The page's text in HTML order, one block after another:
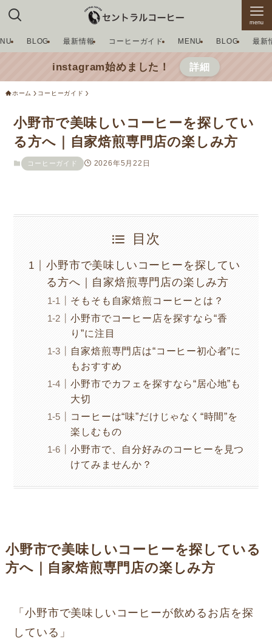
menu
BLOG 最新情報 コーヒーガイド MENU BLOG 最新
instagram始めました！ 詳細
ホーム コーヒーガイド
小野市で美味しいコーヒーを探してい
る方へ｜自家焙煎専門店の楽しみ方
コーヒーガイド 2026年5月22日
目次
小野市で美味しいコーヒーを探してい
る方へ｜自家焙煎専門店の楽しみ方
そもそも自家焙煎コーヒーとは？
小野市でコーヒー店を探すなら“香
り”に注目
自家焙煎専門店は“コーヒー初心者”に
もおすすめ
小野市でカフェを探すなら“居心地”も
大切
コーヒーは“味”だけじゃなく“時間”を
楽しむもの
小野市で、自分好みのコーヒーを見つ
けてみませんか？
小野市で美味しいコーヒーを探している
方へ｜自家焙煎専門店の楽しみ方
「小野市で美味しいコーヒーが飲めるお店を探
している」